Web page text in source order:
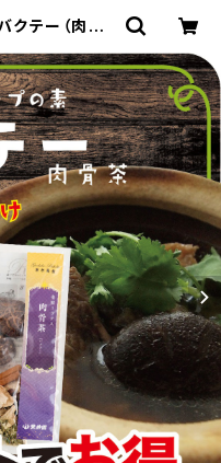
クテー（肉骨